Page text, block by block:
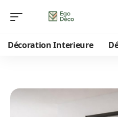
Décoration Interieure